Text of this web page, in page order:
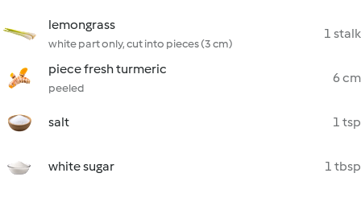
lemongrass
white part only, cut into pieces (3 cm)
1 stalk
piece fresh turmeric
peeled
6 cm
salt 1 tsp
white sugar 1 tbsp